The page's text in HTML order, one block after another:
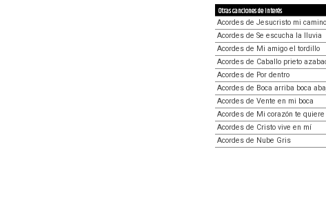
Otras canciones de interés
Acordes de Jesucristo mi camino
Acordes de Se escucha la lluvia
Acordes de Mi amigo el tordillo
Acordes de Caballo prieto
Acordes de Por dentro
Acordes de Boca arriba boca
Acordes de Vente en mi boca
Acordes de Mi corazón te quiere
Acordes de Cristo vive en mí
Acordes de Nube Gris